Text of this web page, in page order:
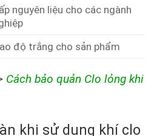
nguyên liệu cho các ngành
độ trắng cho sản phẩm
Cách bảo quản Clo lỏng khi
khi sử dụng khí clo